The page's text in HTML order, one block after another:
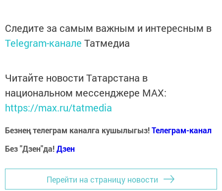
Следите за самым важным и интересным в
Telegram-канале Татмедиа
Читайте новости Татарстана в
национальном мессенджере MАХ:
https://max.ru/tatmedia
Безнең телеграм каналга кушылыгыз!Телеграм-канал
Без "Дзен"да!Дзен
Перейти на страницу новости